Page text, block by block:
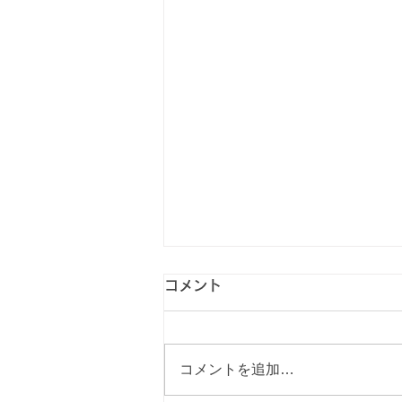
【和歌山県和歌山市・木広
町】ダイキン
AN‑56YRPK‑W｜汚れが酷く
ニオイが気になるエアコンを
がら、 内部の汚れは目に見えな
コメント
コメントを追加…